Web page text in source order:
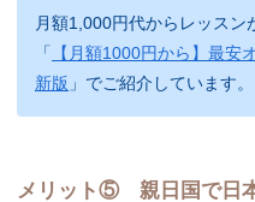
月額1,000円代からレッスン
「
【月額1000円から】最安
新版 」でご紹介しています。
メリット⑤ 親日国で日